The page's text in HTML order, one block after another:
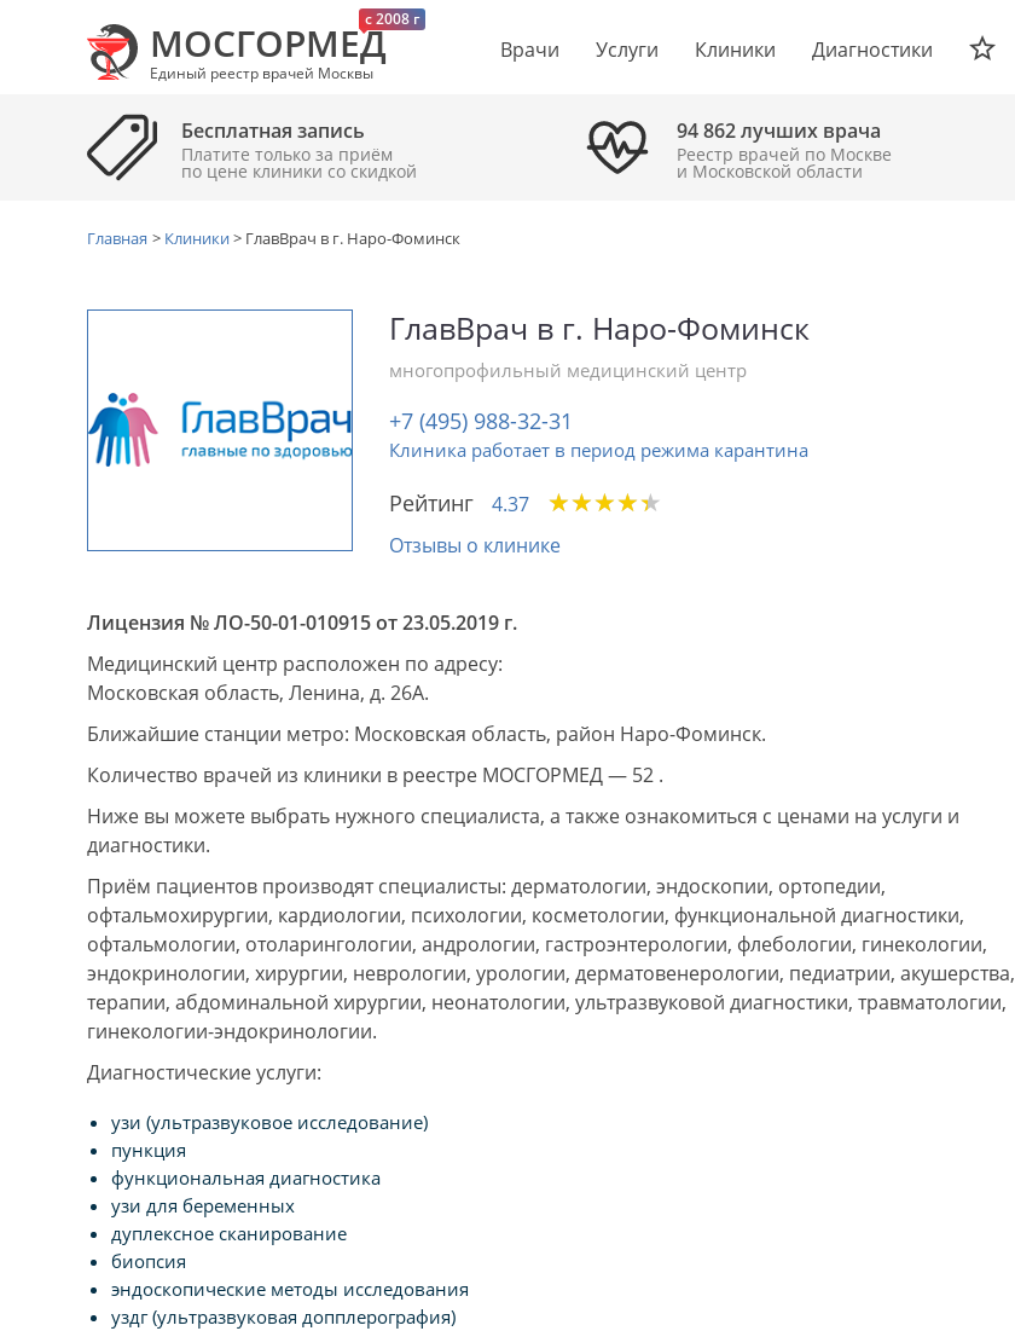
c 2008 г
МОСГОРМЕД
Единый реестр врачей Москвы
Врачи Услуги Клиники Диагностики
Бесплатная запись
Платите только за приём
по цене клиники cо скидкой
94 862 лучших врача
Реестр врачей по Москве
и Московской области
Главная > Клиники> ГлавВрач в г. Наро-Фоминск
ГлавВрач в г. Наро-Фоминск
многопрофильный медицинский центр
+7 (495) 988-32-31
Клиника работает в период режима карантина
Рейтинг 4.37 ★★★★★
★★★★★
Отзывы о клинике
Лицензия № ЛО-50-01-010915 от 23.05.2019 г.
Медицинский центр расположен по адресу:
Московская область, Ленина, д. 26А.
Ближайшие станции метро: Московская область, район Наро-Фоминск.
Количество врачей из клиники в реестре МОСГОРМЕД — 52 .
Ниже вы можете выбрать нужного специалиста, а также ознакомиться с ценами на услуги и
диагностики.
Приём пациентов производят специалисты: дерматологии, эндоскопии, ортопедии,
офтальмохирургии, кардиологии, психологии, косметологии, функциональной диагностики,
офтальмологии, отоларингологии, андрологии, гастроэнтерологии, флебологии, гинекологии,
эндокринологии, хирургии, неврологии, урологии, дерматовенерологии, педиатрии, акушерства,
терапии, абдоминальной хирургии, неонатологии, ультразвуковой диагностики, травматологии,
гинекологии-эндокринологии.
Диагностические услуги:
узи (ультразвуковое исследование)
пункция
функциональная диагностика
узи для беременных
дуплексное сканирование
биопсия
эндоскопические методы исследования
уздг (ультразвуковая допплерография)